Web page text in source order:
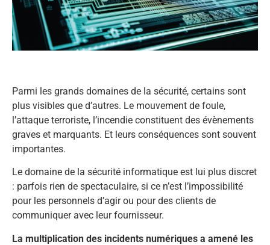
Parmi les grands domaines de la sécurité, certains sont
plus visibles que d’autres. Le mouvement de foule,
l’attaque terroriste, l’incendie constituent des évènements
graves et marquants. Et leurs conséquences sont souvent
importantes.
Le domaine de la sécurité informatique est lui plus discret
: parfois rien de spectaculaire, si ce n’est l’impossibilité
pour les personnels d’agir ou pour des clients de
communiquer avec leur fournisseur.
La multiplication des incidents numériques a amené les